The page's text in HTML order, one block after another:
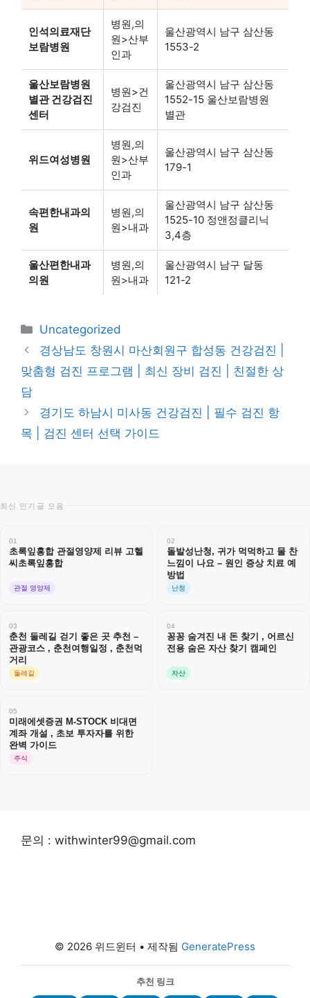
인석의료재단
보람병원
병원,의
원>산부
인과
울산광역시 남구 삼산동
1553-2
울산보람병원
별관 건강검진
센터
병원>건
강검진
울산광역시 남구 삼산동
1552-15 울산보람병원
별관
위드여성병원
병원,의
원>산부
인과
울산광역시 남구 삼산동
179-1
속편한내과의
원
병원,의
원>내과
울산광역시 남구 삼산동
1525-10 정앤정클리닉
3,4층
울산편한내과
의원
병원,의
원>내과
울산광역시 남구 달동
121-2
카
테
고
리
Uncategorized
경상남도 창원시 마산회원구 합성동 건강검진 |
맞춤형 검진 프로그램 | 최신 장비 검진 | 친절한 상
담
경기도 하남시 미사동 건강검진 | 필수 검진 항
목 | 검진 센터 선택 가이드
최신 인기글 모음
01
초록잎홍합 관절영양제 리뷰 고헬
씨초록잎홍합
관절 영양제
02
돌발성난청, 귀가 먹먹하고 물 찬
느낌이 나요 – 원인 증상 치료 예
방법
난청
03
춘천 둘레길 걷기 좋은 곳 추천 –
관광코스 , 춘천여행일정 , 춘천먹
거리
둘레길
04
꽁꽁 숨겨진 내 돈 찾기 , 어르신
전용 숨은 자산 찾기 캠페인
자산
05
미래에셋증권 M-STOCK 비대면
계좌 개설 , 초보 투자자를 위한
완벽 가이드
주식
문의 : withwinter99@gmail.com
© 2026 위드윈터 • 제작됨 GeneratePress
추천 링크